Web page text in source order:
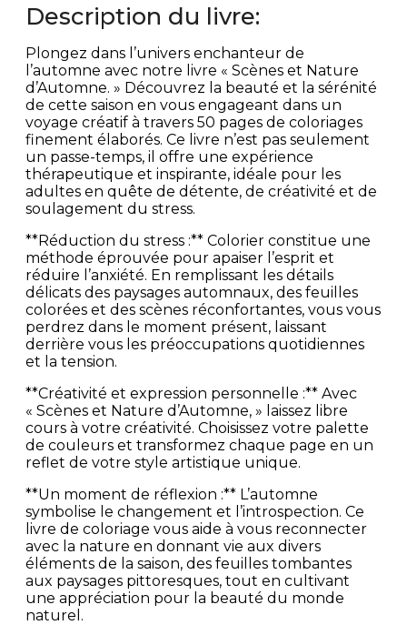
Description du livre:
Plongez dans l’univers enchanteur de
l’automne avec notre livre « Scènes et Nature
d’Automne. » Découvrez la beauté et la sérénité
de cette saison en vous engageant dans un
voyage créatif à travers 50 pages de coloriages
finement élaborés. Ce livre n’est pas seulement
un passe-temps, il offre une expérience
thérapeutique et inspirante, idéale pour les
adultes en quête de détente, de créativité et de
soulagement du stress.
**Réduction du stress :** Colorier constitue une
méthode éprouvée pour apaiser l’esprit et
réduire l’anxiété. En remplissant les détails
délicats des paysages automnaux, des feuilles
colorées et des scènes réconfortantes, vous vous
perdrez dans le moment présent, laissant
derrière vous les préoccupations quotidiennes
et la tension.
**Créativité et expression personnelle :** Avec
« Scènes et Nature d’Automne, » laissez libre
cours à votre créativité. Choisissez votre palette
de couleurs et transformez chaque page en un
reflet de votre style artistique unique.
**Un moment de réflexion :** L’automne
symbolise le changement et l’introspection. Ce
livre de coloriage vous aide à vous reconnecter
avec la nature en donnant vie aux divers
éléments de la saison, des feuilles tombantes
aux paysages pittoresques, tout en cultivant
une appréciation pour la beauté du monde
naturel.